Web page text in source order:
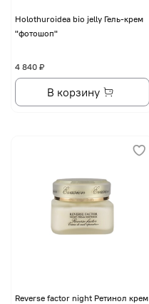
Holothuroidea bio jelly Гель-крем
"фотошоп"
4 840 ₽
В корзину
Reverse factor night Ретинол крем